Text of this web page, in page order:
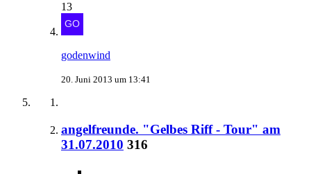
13
godenwind
20. Juni 2013 um 13:41
angelfreunde. "Gelbes Riff - Tour" am
31.07.2010 316